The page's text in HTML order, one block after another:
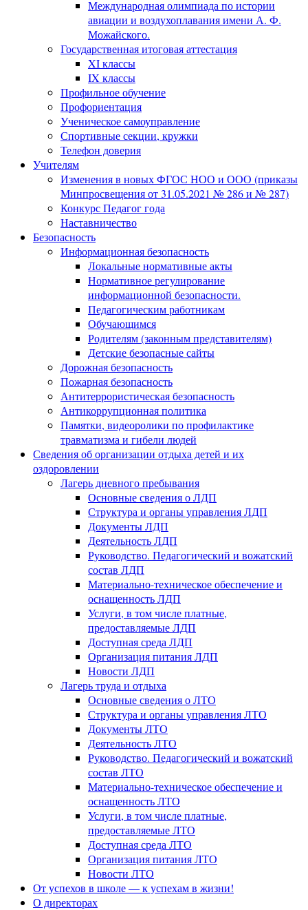
Международная олимпиада по истории
авиации и воздухоплавания имени А. Ф.
Можайского.
Государственная итоговая аттестация
XI классы
IX классы
Профильное обучение
Профориентация
Ученическое самоуправление
Спортивные секции, кружки
Телефон доверия
Учителям
Изменения в новых ФГОС НОО и ООО (приказы
Минпросвещения от 31.05.2021 № 286 и № 287)
Конкурс Педагог года
Наставничество
Безопасность
Информационная безопасность
Локальные нормативные акты
Нормативное регулирование
информационной безопасности.
Педагогическим работникам
Обучающимся
Родителям (законным представителям)
Детские безопасные сайты
Дорожная безопасность
Пожарная безопасность
Антитеррористическая безопасность
Антикоррупционная политика
Памятки, видеоролики по профилактике
травматизма и гибели людей
Сведения об организации отдыха детей и их
оздоровлении
Лагерь дневного пребывания
Основные сведения о ЛДП
Структура и органы управления ЛДП
Документы ЛДП
Деятельность ЛДП
Руководство. Педагогический и вожатский
состав ЛДП
Материально-техническое обеспечение и
оснащенность ЛДП
Услуги, в том числе платные,
предоставляемые ЛДП
Доступная среда ЛДП
Организация питания ЛДП
Новости ЛДП
Лагерь труда и отдыха
Основные сведения о ЛТО
Структура и органы управления ЛТО
Документы ЛТО
Деятельность ЛТО
Руководство. Педагогический и вожатский
состав ЛТО
Материально-техническое обеспечение и
оснащенность ЛТО
Услуги, в том числе платные,
предоставляемые ЛТО
Доступная среда ЛТО
Организация питания ЛТО
Новости ЛТО
От успехов в школе — к успехам в жизни!
О директорах